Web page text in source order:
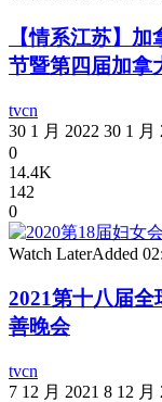
【情系江苏】
节暨第四届加拿
tvcn
30 1 月 2022 30 1 月
0
14.4K
142
0
Watch LaterAdded
2021第十八届
善晚会
tvcn
7 12 月 2021 8 12 月